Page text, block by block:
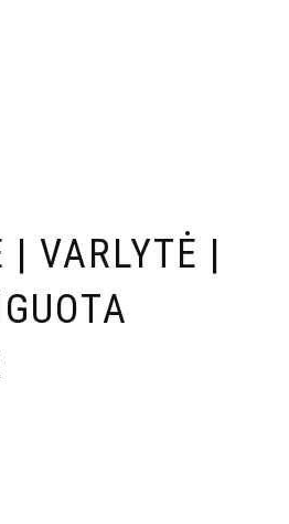
| VARLYTĖ |